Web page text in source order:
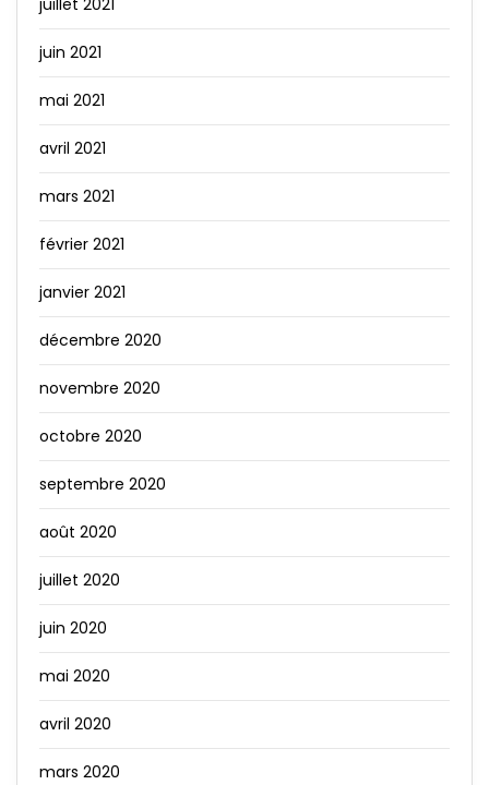
juillet 2021
juin 2021
mai 2021
avril 2021
mars 2021
février 2021
janvier 2021
décembre 2020
novembre 2020
octobre 2020
septembre 2020
août 2020
juillet 2020
juin 2020
mai 2020
avril 2020
mars 2020